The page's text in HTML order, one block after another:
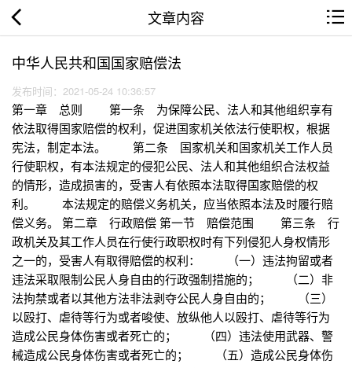
文章内容
中华人民共和国国家赔偿法
发布时间：2021-05-24 10:36:57
第一章 总则 第一条 为保障公民、法人和其他组织享有
依法取得国家赔偿的权利，促进国家机关依法行使职权，根据
宪法，制定本法。 第二条 国家机关和国家机关工作人员
行使职权，有本法规定的侵犯公民、法人和其他组织合法权益
的情形，造成损害的，受害人有依照本法取得国家赔偿的权
利。 本法规定的赔偿义务机关，应当依照本法及时履行赔
偿义务。 第二章 行政赔偿 第一节 赔偿范围 第三条 行
政机关及其工作人员在行使行政职权时有下列侵犯人身权情形
之一的，受害人有取得赔偿的权利： （一）违法拘留或者
违法采取限制公民人身自由的行政强制措施的； （二）非
法拘禁或者以其他方法非法剥夺公民人身自由的； （三）
以殴打、虐待等行为或者唆使、放纵他人以殴打、虐待等行为
造成公民身体伤害或者死亡的； （四）违法使用武器、警
械造成公民身体伤害或者死亡的； （五）造成公民身体伤